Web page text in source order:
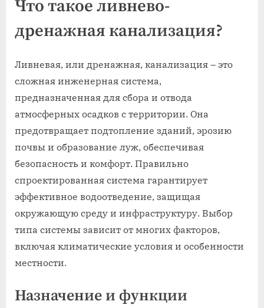
Что такое ливнево-
дренажная канализация?
Ливневая, или дренажная, канализация – это
сложная инженерная система,
предназначенная для сбора и отвода
атмосферных осадков с территории. Она
предотвращает подтопление зданий, эрозию
почвы и образование луж, обеспечивая
безопасность и комфорт. Правильно
спроектированная система гарантирует
эффективное водоотведение, защищая
окружающую среду и инфраструктуру. Выбор
типа системы зависит от многих факторов,
включая климатические условия и особенности
местности.
Назначение и функции